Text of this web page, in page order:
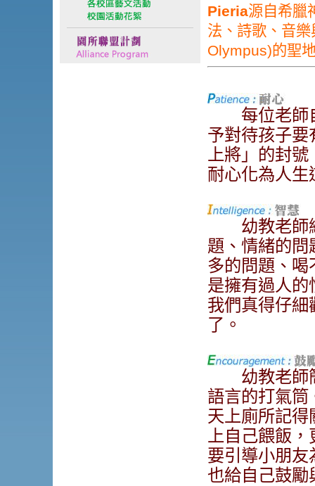
Pieria源自希臘
法、詩歌、音
Olympus)的聖
每位老師自
予對待孩子要
上將」的封
耐心化為人生
幼教老師絕
題、情緒的問
多的問題、喝
是擁有過人的
我們真得仔細
了。
幼教老師簡
語言的打氣筒
天上廁所記得
上自己餵飯
要引導小朋友
也給自己鼓勵